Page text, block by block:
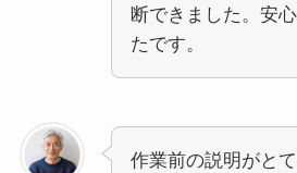
断できました。安
たです。
作業前の説明がと